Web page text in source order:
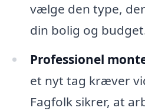
vælge den type,
din bolig og
Professionel
et nyt tag kræver
Fagfolk sikrer, at